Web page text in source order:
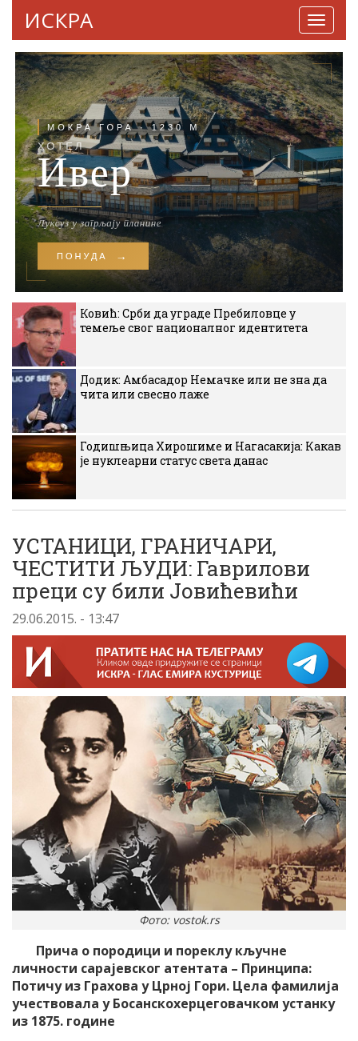
ИСКРА
Ковић: Срби да уграде Пребиловце у
темеље свог националног идентитета
Додик: Амбасадор Немачке или не зна да
чита или свесно лаже
Годишњица Хирошиме и Нагасакија: Какав
је нуклеарни статус света данас
УСТАНИЦИ, ГРАНИЧАРИ,
ЧЕСТИТИ ЉУДИ: Гаврилови
преци су били Јовићевићи
29.06.2015. - 13:47
Фото: vostok.rs
Прича о породици и пореклу кључне
личности сарајевског атентата – Принципа:
Потичу из Грахова у Црној Гори. Цела фамилија
учествовала у Босанскохерцеговачком устанку
из 1875. године